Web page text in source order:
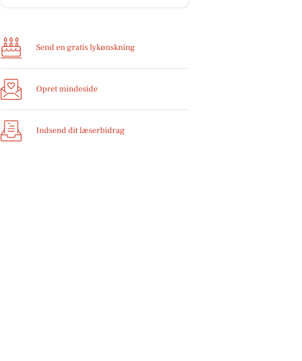
Send en gratis lykønskning
Opret mindeside
Indsend dit læserbidrag